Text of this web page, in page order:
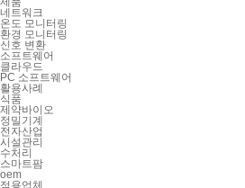
네트워크
온도 모니터링
환경 모니터링
신호 변환
소프트웨어
클라우드
PC 소프트웨어
활용사례
식품
제약바이오
정밀기계
전자산업
시설관리
수처리
스마트팜
oem
적용업체